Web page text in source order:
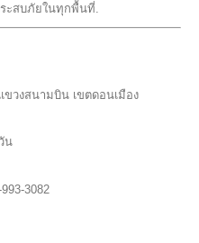
ะสบภัยในทุกพื้นที่.
ขวงสนามบิน เขตดอนเมือง
น
3082